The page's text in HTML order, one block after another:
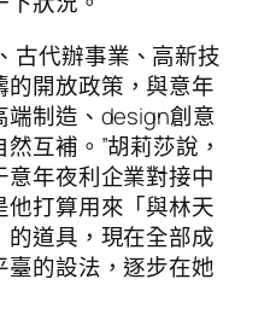
古代辦事業、高新技
的開放政策，與意年
端制造、design創意
互補。”胡莉莎說，
年夜利企業對接中
打算用來「與林天
道具，現在全部成
的設法，逐步在她